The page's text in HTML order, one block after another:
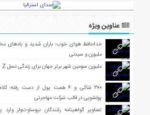
عناوین ویژه
خداحافظ هوای خوب؛ باران شدید و بادهای
ملبورن و سیدنی
ملبورن سومین شهر برتر جهان برای زندگی نسل Z
۳۰۰ شاکی و ۴ همت پول از دست رفته؛
پولشویی در قالب شرکت مهاجرتی
تصاویر گواهینامه رانندگان نیوساوت‌ولز وارد